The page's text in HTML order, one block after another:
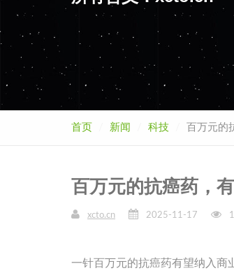
首页 新闻 科技 百万元的
百万元的抗癌药，
xcto.cn 2025-11-17
一针百万元的抗癌药有望纳入商